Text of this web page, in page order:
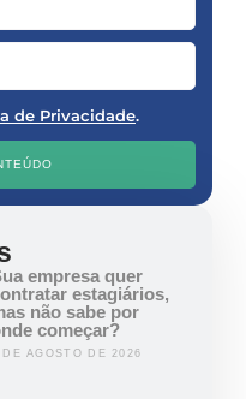
de Privacidade.
empresa quer
estagiários,
não sabe por
começar?
DE AGOSTO DE 2026